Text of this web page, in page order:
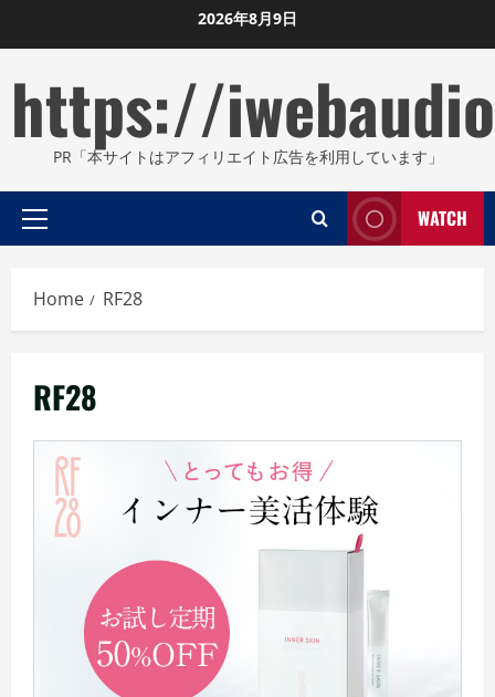
to
2026年8月9日
https://
PR「本サイトはアフィリエイト広告を利用しています」
Primary
WATCH
Home RF28
RF28